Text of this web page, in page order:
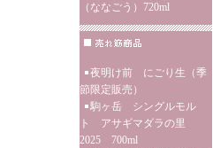
（ななごう）720ml
夜明け前 にごり生（季
節限定販売）
駒ヶ岳 シングルモル
ト アサギマダラの里
2025 700ml